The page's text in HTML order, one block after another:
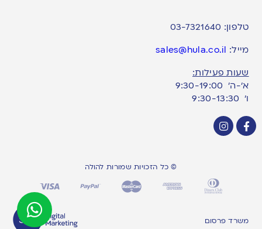
טלפון: 03-7321640
מייל: sales@hula.co.il
שעות פעילות:
א’-ה’ 9:30-19:00
ו׳ 9:30-13:30
© כל הזכויות שמורות להולה
משרד פרסום